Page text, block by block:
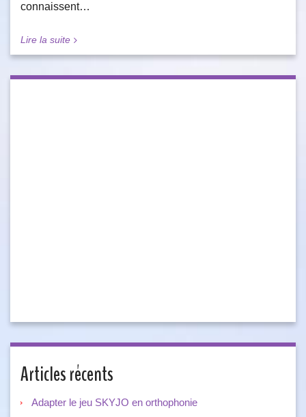
connaissent…
Lire la suite
Articles récents
Adapter le jeu SKYJO en orthophonie